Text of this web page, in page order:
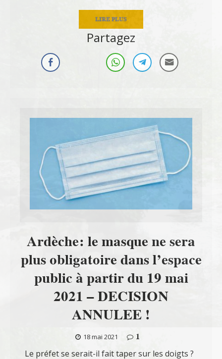
LIRE PLUS
Partagez
Ardèche: le masque ne sera
plus obligatoire dans l’espace
public à partir du 19 mai
2021 – DECISION
ANNULEE !
18 mai 2021
1
Le préfet se serait-il fait taper sur les doigts ?